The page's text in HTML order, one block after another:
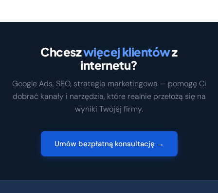
Chceszwięcej klientówz
internetu?
Google Ads, SEO, strategia marketingowa — pomogę Ci
dobrać kanały i narzędzia, które realnie przełożą się na
wyniki Twojej firmy.
Umów bezpłatną konsultację →